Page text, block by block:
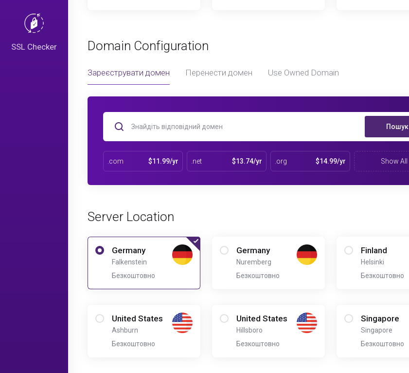
SSL Checker Domain Configuration
Зареєструвати домен Перенести домен Use Owned Domain
Пошук
.com $11.99/yr .net $13.74/yr .org $14.99/yr Show All
Server Location
Germany
Falkenstein
Безкоштовно
Germany
Nuremberg
Безкоштовно
Finland
Helsinki
Безкоштовно
United States
Ashburn
Безкоштовно
United States
Hillsboro
Безкоштовно
Singapore
Singapore
Безкоштовно